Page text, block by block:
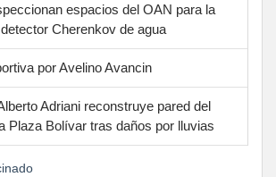
espacios del OAN para la
Cherenkov de agua
por Avelino Avancin
Adriani reconstruye pared del
Plaza Bolívar tras daños por lluvias